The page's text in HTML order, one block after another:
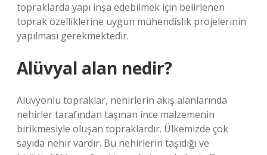
topraklarda yapı inşa edebilmek için belirlenen
toprak özelliklerine uygun mühendislik projelerinin
yapılması gerekmektedir.
Alüvyal alan nedir?
Alüvyonlu topraklar, nehirlerin akış alanlarında
nehirler tarafından taşınan ince malzemenin
birikmesiyle oluşan topraklardır. Ülkemizde çok
sayıda nehir vardır. Bu nehirlerin taşıdığı ve